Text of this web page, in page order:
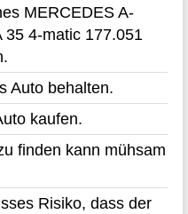
MERCEDES A-
35 4-matic 177.051
Auto behalten.
kaufen.
finden kann mühsam
Risiko, dass der